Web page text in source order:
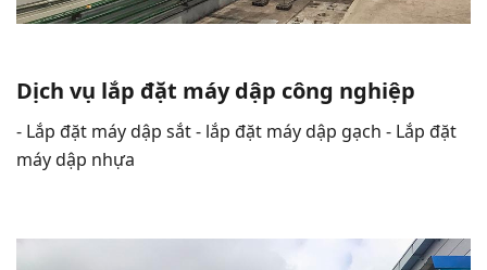
Dịch vụ lắp đặt máy dập công nghiệp
- Lắp đặt máy dập sắt - lắp đặt máy dập gạch - Lắp đặt
máy dập nhựa